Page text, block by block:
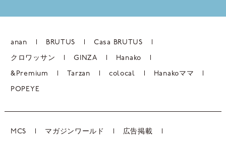
anan BRUTUS Casa BRUTUS
クロワッサン GINZA Hanako
&Premium Tarzan colocal Hanakoママ
POPEYE
MCS マガジンワールド 広告掲載